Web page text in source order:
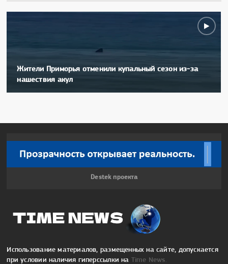
Жители Приморья отменили купальный сезон из-за
нашествия акул
Destek проекта
Использование материалов, размещенных на сайте, допускается
при условии наличия гиперссылки на Time News.